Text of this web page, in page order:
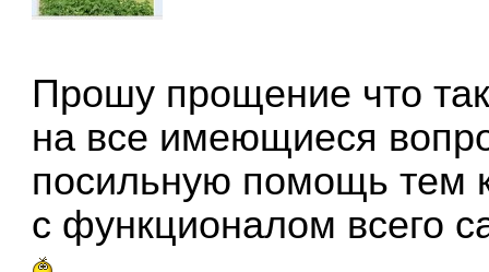
Прошу прощение что так
на все имеющиеся
посильную помощь тем
с функционалом всего